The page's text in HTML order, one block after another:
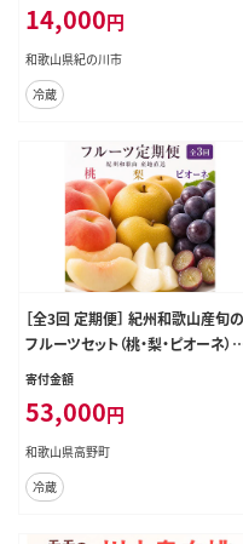
つき モモ 果物 フルーツ あかつき 白
鳳 日川白鳳 八旗白鳳 清水白桃 川
中島白桃 つきあかり---wfn_cwloca
l251_6c8c_26_14000_2kg---
14,000円
和歌山県紀の川市
冷蔵
［全3回 定期便］ 紀州和歌山産旬の
フルーツセット（桃・梨・ピオーネ）
［UT142］
寄付金額
53,000円
和歌山県高野町
冷蔵